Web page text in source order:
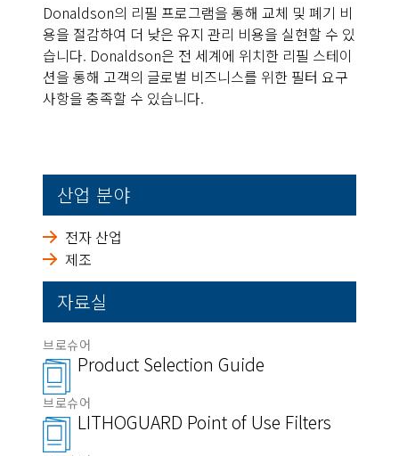
Donaldson의 리필 프로그램을 통해 교체 및 폐기 비
용을 절감하여 더 낮은 유지 관리 비용을 실현할 수 있
습니다. Donaldson은 전 세계에 위치한 리필 스테이
션을 통해 고객의 글로벌 비즈니스를 위한 필터 요구
사항을 충족할 수 있습니다.
산업 분야
전자 산업
제조
자료실
브로슈어
Product Selection Guide
브로슈어
LITHOGUARD Point of Use Filters